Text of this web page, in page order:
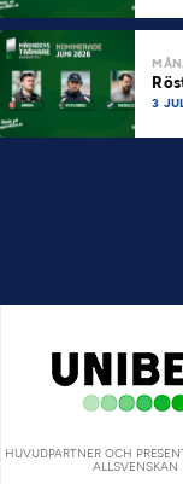
3
HUVUDPARTNER OCH
ALLSVENSKAN